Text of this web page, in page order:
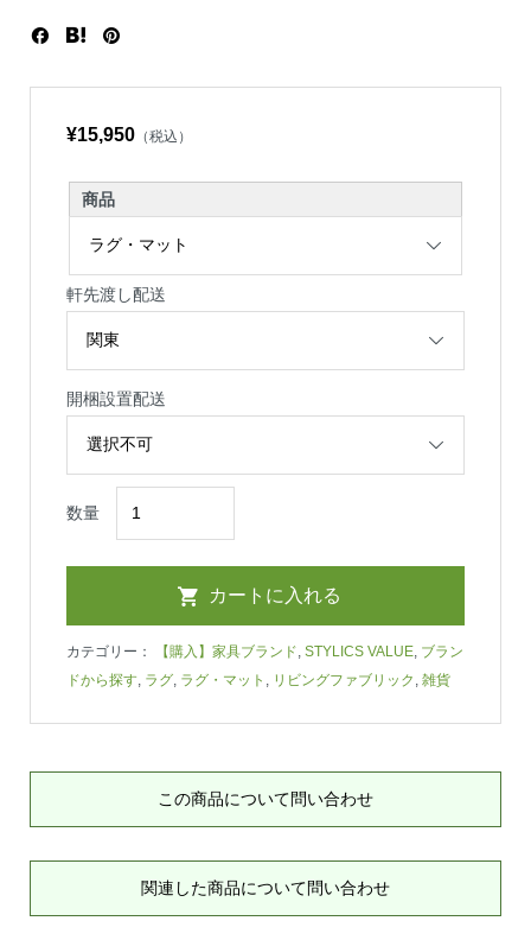
¥15,950（税込）
商品
軒先渡し配送
開梱設置配送
数量
カテゴリー： 【購入】家具ブランド STYLICS VALUE, ブラン
ドから探す, ラグ, ラグ・マット リビングファブリック 雑貨
この商品について問い合わせ
関連した商品について問い合わせ